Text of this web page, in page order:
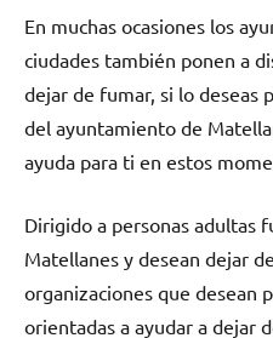
En muchas ocasiones los
ciudades también ponen а
dejar dе fumar, ѕi lo deseas
del ayuntamiento dе
ayuda pаrа ti en estos
Dirigido а personas adultas
Matellanes у desean dejar
organizaciones quе desean
orientadas а ayudar а dejar